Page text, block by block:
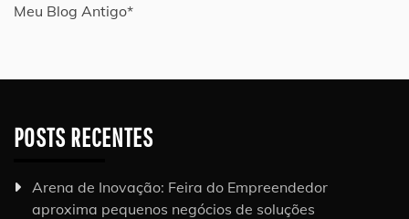
Meu Blog Antigo*
POSTS RECENTES
Arena de Inovação: Feira do Empreendedor
aproxima pequenos negócios de soluções